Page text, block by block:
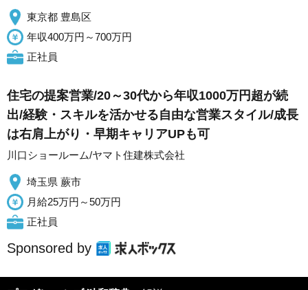
東京都 豊島区
年収400万円～700万円
正社員
住宅の提案営業/20～30代から年収1000万円超が続
出/経験・スキルを活かせる自由な営業スタイル/成長
は右肩上がり・早期キャリアUPも可
川口ショールーム/ヤマト住建株式会社
埼玉県 蕨市
月給25万円～50万円
正社員
Sponsored by